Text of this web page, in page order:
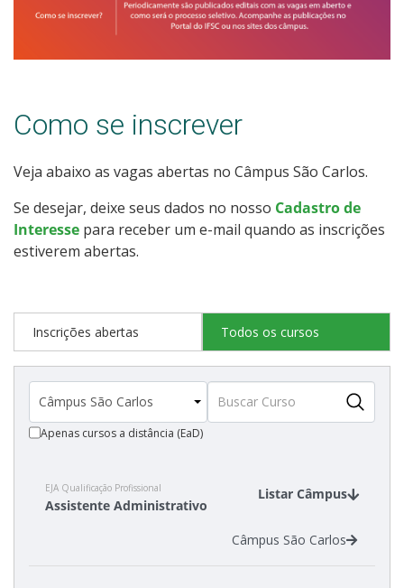
Como se inscrever
Veja abaixo as vagas abertas no Câmpus São Carlos.
Se desejar, deixe seus dados no nosso Cadastro de
Interesse para receber um e-mail quando as inscrições
estiverem abertas.
Inscrições abertas Todos os cursos
Apenas cursos a distância (EaD)
EJA Qualificação Profissional
Assistente Administrativo
Listar Câmpus
Câmpus São Carlos